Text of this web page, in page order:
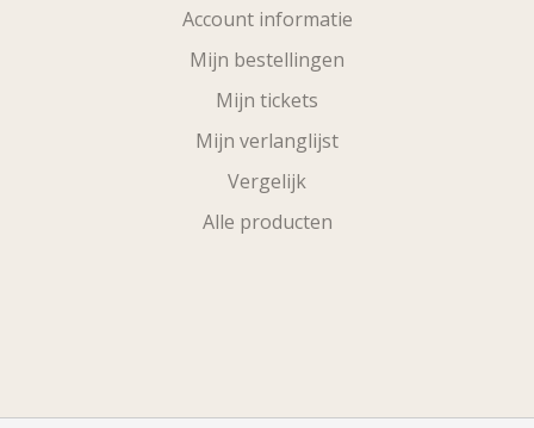
Account informatie
Mijn bestellingen
Mijn tickets
Mijn verlanglijst
Vergelijk
Alle producten